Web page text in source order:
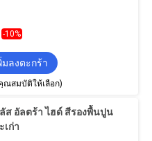
-10%
มลงตะกร้า
ณสมบัติให้เลือก)
ส อัลตร้า ไฮด์ สีรองพื้นปูน
เก่า